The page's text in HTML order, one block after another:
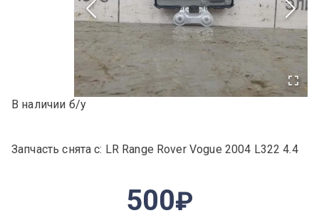
В наличии б/у
Запчасть снята с: LR Range Rover Vogue 2004 L322 4.4
500